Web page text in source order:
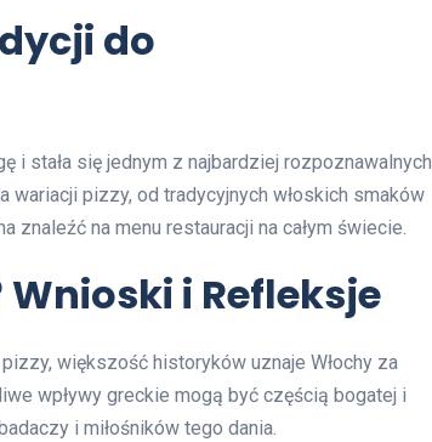
do
i stała się jednym z najbardziej rozpoznawalnych
pizzy, od tradycyjnych włoskich smaków
znaleźć na menu restauracji na całym świecie.
Wnioski i Refleksje
większość historyków uznaje Włochy za
wpływy greckie mogą być częścią bogatej i
i miłośników tego dania.